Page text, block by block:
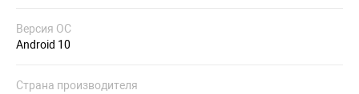
Версия ОС
Android 10
Страна производителя